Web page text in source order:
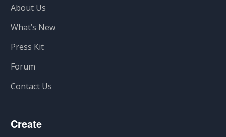
About Us
What’s New
Press Kit
Forum
Contact Us
Create